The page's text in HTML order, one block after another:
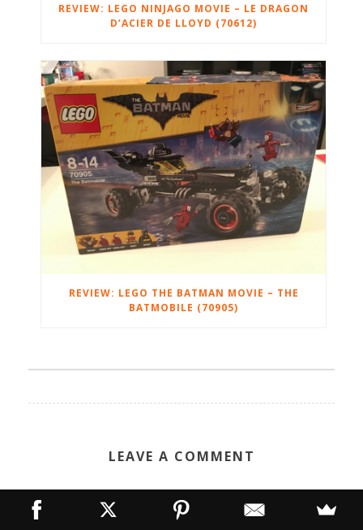
REVIEW: LEGO NINJAGO MOVIE – LE DRAGON
D’ACIER DE LLOYD (70612)
REVIEW: LEGO THE BATMAN MOVIE – THE
BATMOBILE (70905)
LEAVE A COMMENT
Vous devezêtre connectépour publier un commentaire.